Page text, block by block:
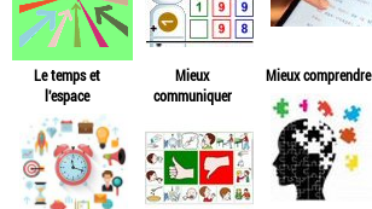
Le temps et
l'espace
Mieux
communiquer
Mieux comprendre